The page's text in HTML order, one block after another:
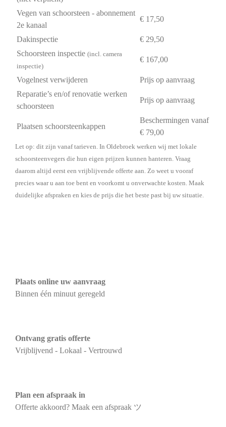
Vegen van schoorsteen - abonnement
2e kanaal
€ 17,50
Dakinspectie
€ 29,50
Schoorsteen inspectie (incl. camera
inspectie)
€ 167,00
Vogelnest verwijderen
Prijs op aanvraag
Reparatie’s en/of renovatie werken
schoorsteen
Prijs op aanvraag
Plaatsen schoorsteenkappen
Beschermingen vanaf
€ 79,00
Let op: dit zijn vanaf tarieven. In Oldebroek werken wij met lokale
schoorsteenvegers die hun eigen prijzen kunnen hanteren. Vraag
daarom altijd eerst een vrijblijvende offerte aan. Zo weet u vooraf
precies waar u aan toe bent en voorkomt u onverwachte kosten. Maak
duidelijke afspraken en kies de prijs die het beste past bij uw situatie.
Plaats online uw aanvraag
Binnen één minuut geregeld
Ontvang gratis offerte
Vrijblijvend - Lokaal - Vertrouwd
Plan een afspraak in
Offerte akkoord? Maak een afspraak ツ